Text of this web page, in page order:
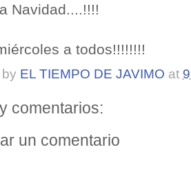
Navidad....!!!!
a todos!!!!!!!!
EL TIEMPO DE JAVIMO at
comentarios:
un comentario